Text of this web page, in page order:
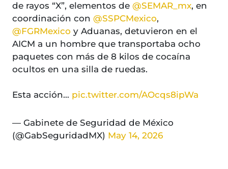
de rayos “X”, elementos de @SEMAR_mx, en
coordinación con @SSPCMexico,
@FGRMexico y Aduanas, detuvieron en el
AICM a un hombre que transportaba ocho
paquetes con más de 8 kilos de cocaína
ocultos en una silla de ruedas.
Esta acción… pic.twitter.com/AOcqs8ipWa
— Gabinete de Seguridad de México
(@GabSeguridadMX) May 14, 2026